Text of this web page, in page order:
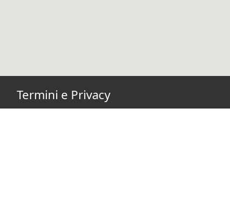
Termini e Privacy
Condizioni di Utilizzo